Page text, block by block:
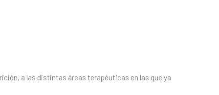
a las distintas áreas terapéuticas en las que ya